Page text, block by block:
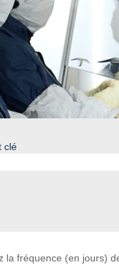
clé
la fréquence (en jours)